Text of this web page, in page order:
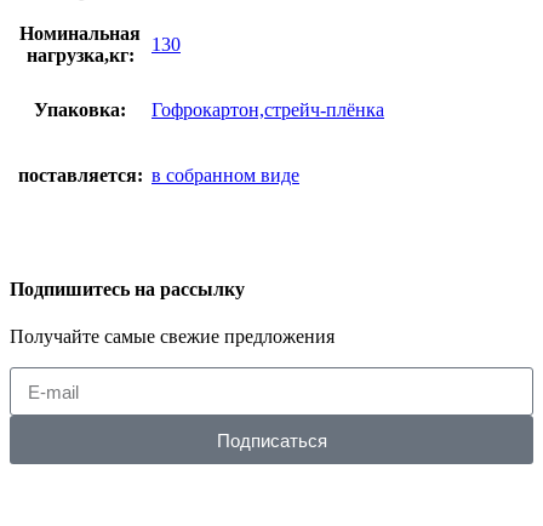
Номинальная
нагрузка,кг:
130
Упаковка: Гофрокартон,стрейч-плёнка
поставляется: в собранном виде
Подпишитесь на рассылку
Получайте самые свежие предложения
Подписаться